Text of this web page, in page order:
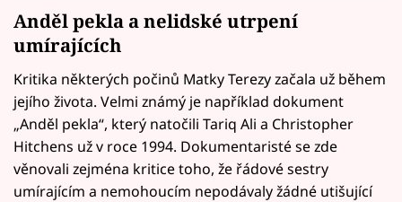
Anděl pekla a nelidské utrpení
umírajících
Kritika některých počinů Matky Terezy začala už během
jejího života. Velmi známý je například dokument
„Anděl pekla“, který natočili Tariq Ali a Christopher
Hitchens už v roce 1994. Dokumentaristé se zde
věnovali zejména kritice toho, že řádové sestry
umírajícím a nemohoucím nepodávaly žádné utišující